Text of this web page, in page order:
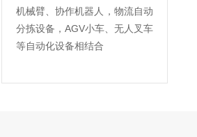
机械臂、协作机器人，物流自动
分拣设备，AGV小车、无人叉车
等自动化设备相结合